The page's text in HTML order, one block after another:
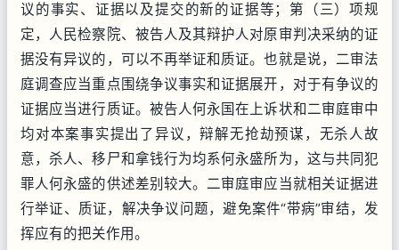
议的事实、证据以及提交的新的证据等；第（三）项规
定，人民检察院、被告人及其辩护人对原审判决采纳的证
据没有异议的，可以不再举证和质证。也就是说，二审法
庭调查应当重点围绕争议事实和证据展开，对于有争议的
证据应当进行质证。被告人何永国在上诉状和二审庭审中
均对本案事实提出了异议，辩解无抢劫预谋，无杀人故
意，杀人、移尸和拿钱行为均系何永盛所为，这与共同犯
罪人何永盛的供述差别较大。二审庭审应当就相关证据进
行举证、质证，解决争议问题，避免案件“带病”审结，发
挥应有的把关作用。